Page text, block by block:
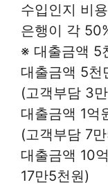
수입인지 비
은행이 각
※ 대출금액 5
대출금액 5천
(고객부담 3
대출금액 1억
(고객부담 7
대출금액 10
17만5천원)